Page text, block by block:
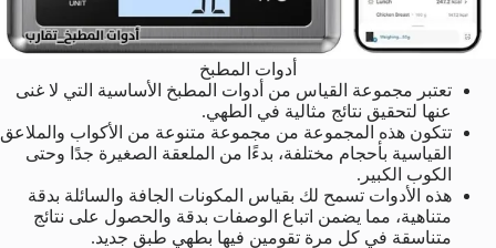
أدوات المطبخ
تعتبر مجموعة القياس من أدوات المطبخ الأساسية التي لا غنى
عنها لتحقيق نتائج مثالية في الطهي.
تتكون هذه المجموعة من مجموعة متنوعة من الأكواب والملاعق
القياسية بأحجام مختلفة، بدءًا من الملعقة الصغيرة جدًا وحتى
الكوب الكبير.
هذه الأدوات تسمح لك بقياس المكونات الجافة والسائلة بدقة
متناهية، مما يضمن اتباع الوصفات بدقة والحصول على نتائج
متناسقة في كل مرة تقومين فيها بطهي طبق جديد.